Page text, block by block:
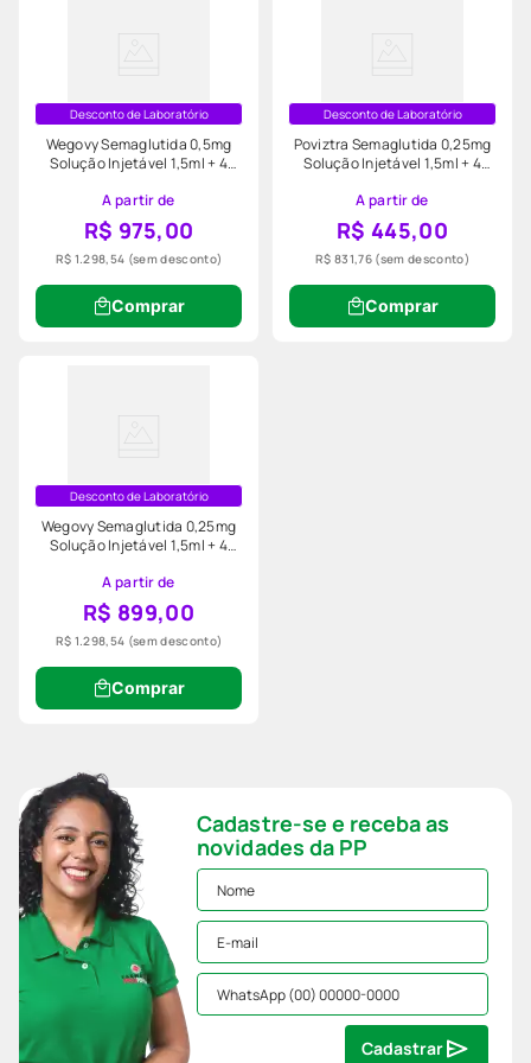
Desconto de Laboratório
Wegovy Semaglutida 0,5mg
Solução Injetável 1,5ml + 4
A partir de
R$ 975,00
R$ 1.298,54 (sem desconto)
Comprar
Desconto de Laboratório
Poviztra Semaglutida 0,25mg
Solução Injetável 1,5ml + 4
A partir de
R$ 445,00
R$ 831,76 (sem desconto)
Comprar
Desconto de Laboratório
Wegovy Semaglutida 0,25mg
Solução Injetável 1,5ml + 4
A partir de
R$ 899,00
R$ 1.298,54 (sem desconto)
Comprar
Cadastre-se e receba as
novidades da PP
Cadastrar